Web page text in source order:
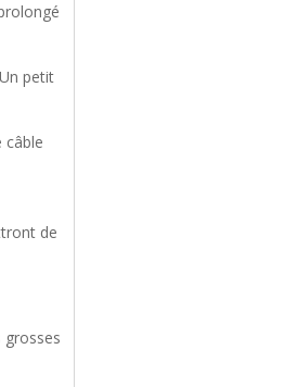
petit
câble
de
grosses